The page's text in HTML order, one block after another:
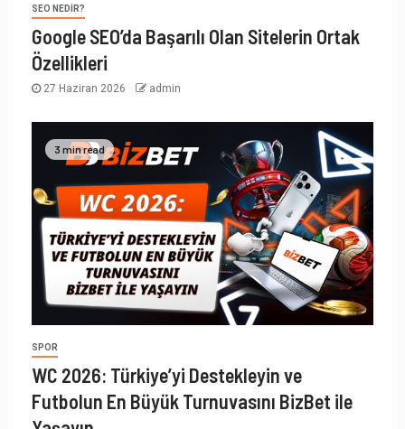
SEO NEDIR?
Google SEO’da Başarılı Olan Sitelerin Ortak
Özellikleri
27 Haziran 2026 admin
3 min read
SPOR
WC 2026: Türkiye’yi Destekleyin ve
Futbolun En Büyük Turnuvasını BizBet ile